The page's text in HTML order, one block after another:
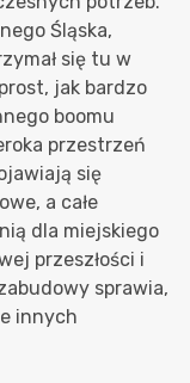
Śląska,
się tu w
jak bardzo
boomu
przestrzeń
się
a całe
dla miejskiego
przeszłości i
sprawia,
innych